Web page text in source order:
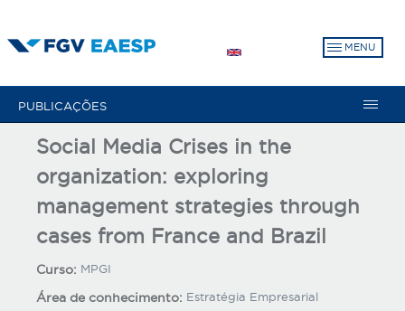
para
MENU
PUBLICAÇÕES
Social Media Crises in the
organization: exploring
management strategies through
cases from France and Brazil
Curso: MPGI
Área de conhecimento: Estratégia Empresarial